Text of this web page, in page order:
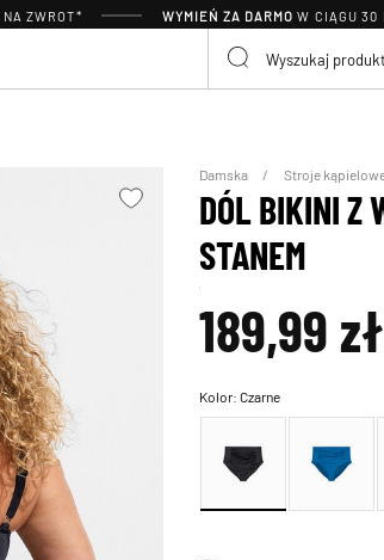
NA ZWROT* WYMIEŃ ZA DARMO W CIĄGU 30
Damska Stroje
DÓL BIKINI Z
STANEM
189,99 zł
Kolor:Czarne